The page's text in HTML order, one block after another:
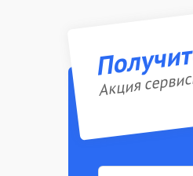
Акция